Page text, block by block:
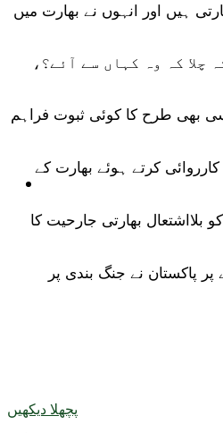
ٹیکنالوجی
ہیں اور انہوں نے بھارت میں
کہ وہ کہاں سے آئے؟،
کسی بھی طرح کا کوئی ثبوت فراہم
کارروائی کرتے ہوئے بھارت کے
لاہور سمیت مختلف شہروں پر ڈرون حملے کیے، پاک فوج نے سیکڑوں بھارتی ڈرون مار گرائے، جس کے بعد پاکستان نے 10 مئی کو بلااشتعال بھارتی جارحیت کا
پاکستان نے جنگ بندی پر
پچھلا دیکھیں